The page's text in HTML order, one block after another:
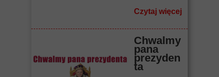
Czytaj więcej
Chwalmy
pana
prezyden
ta